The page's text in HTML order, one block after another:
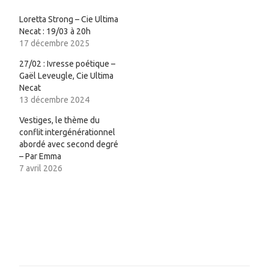
Loretta Strong – Cie Ultima
Necat : 19/03 à 20h
17 décembre 2025
27/02 : Ivresse poétique –
Gaël Leveugle, Cie Ultima
Necat
13 décembre 2024
Vestiges, le thème du
conflit intergénérationnel
abordé avec second degré
– Par Emma
7 avril 2026